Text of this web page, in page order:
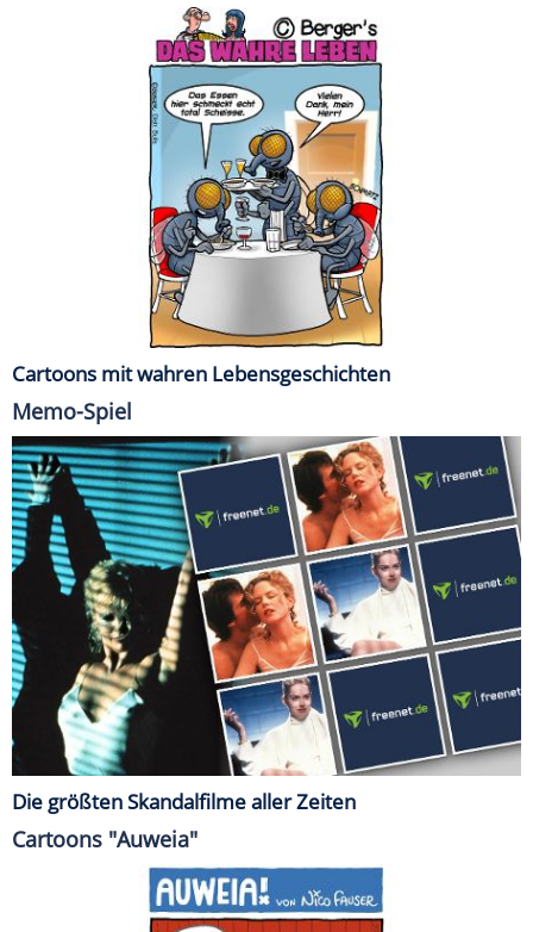
Cartoons mit wahren Lebensgeschichten
Memo-Spiel
Die größten Skandalfilme aller Zeiten
Cartoons "Auweia"